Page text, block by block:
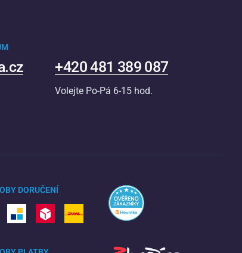
+420 481 389 087
Volejte Po-Pá 6-15 hod.
DORUČENÍ